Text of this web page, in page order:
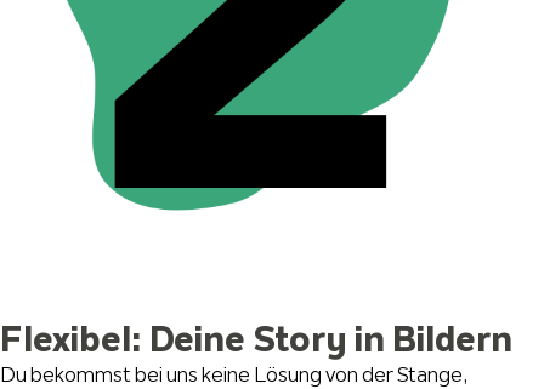
Flexibel: Deine Story in Bildern
Du bekommst bei uns keine Lösung von der Stange,